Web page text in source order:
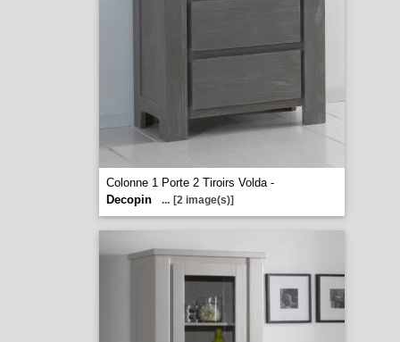
Colonne 1 Porte 2 Tiroirs Volda -
Decopin
... [2 image(s)]